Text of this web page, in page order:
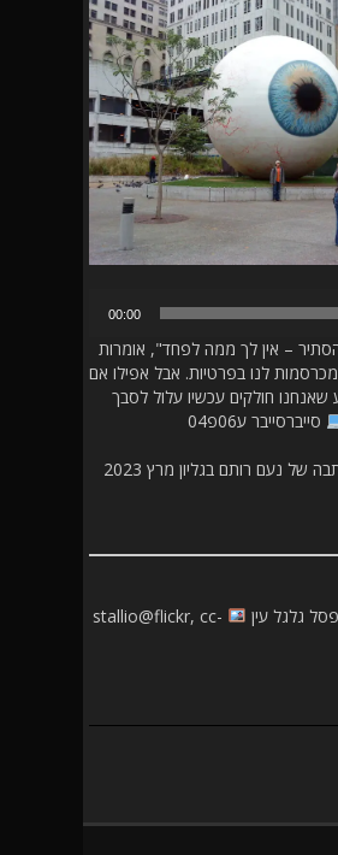
00:00
– אין לך ממה לפחד", אומרות
לנו בפרטיות. אבל אפילו אם
שאנחנו חולקים עכשיו עלול לסבך
סייברסייבר ע06פ04
", הכתבה של נעם רותם בגליון מרץ 2023
גלגל עין
stallio@flickr, cc-